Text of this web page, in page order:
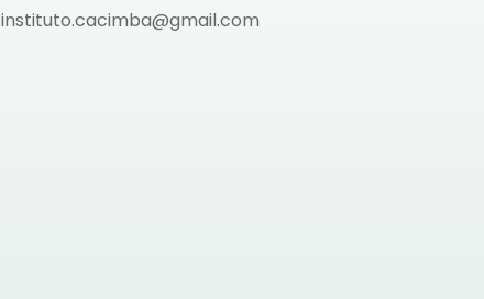
instituto.cacimba@gmail.com